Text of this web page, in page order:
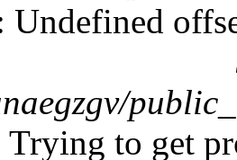
Undefined
Trying to get